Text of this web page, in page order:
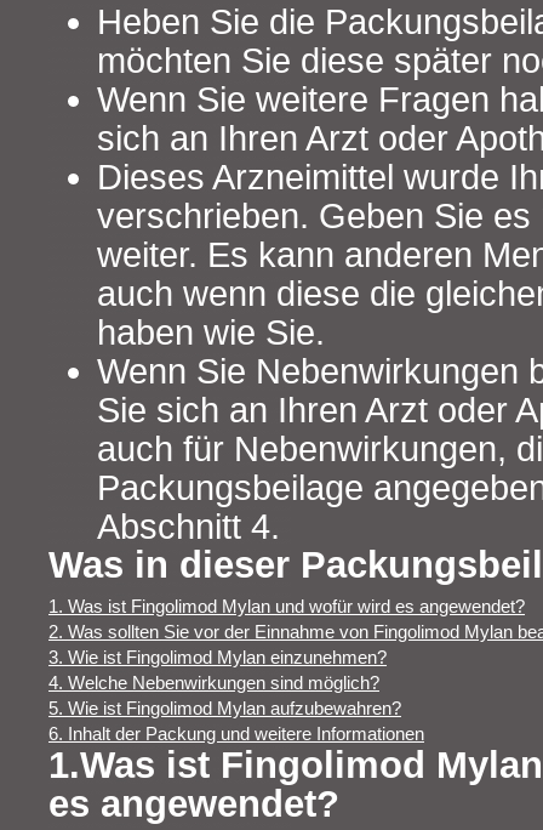
Heben Sie die
möchten Sie diese später
Wenn Sie weitere Fragen
sich an Ihren Arzt oder
Dieses Arzneimittel wurde
verschrieben. Geben Sie es
weiter. Es kann anderen
auch wenn diese die
haben wie Sie.
Wenn Sie Nebenwirkungen
Sie sich an Ihren Arzt oder
auch für Nebenwirkungen,
Packungsbeilage
Abschnitt 4.
Was in dieser
1. Was ist Fingolimod Mylan und wofür wird es angewendet?
2. Was sollten Sie vor der Einnahme von Fingolimod Mylan
3. Wie ist Fingolimod Mylan einzunehmen?
4. Welche Nebenwirkungen sind möglich?
5. Wie ist Fingolimod Mylan aufzubewahren?
6. Inhalt der Packung und weitere Informationen
1.Was ist Fingolimod
es angewendet?